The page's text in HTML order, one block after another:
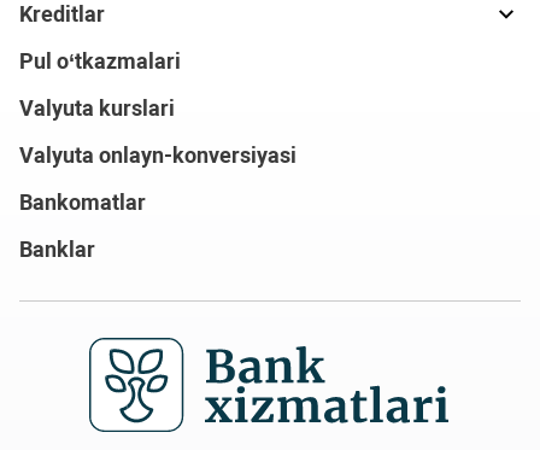
Kreditlar
Pul o‘tkazmalari
Valyuta kurslari
Valyuta onlayn-konversiyasi
Bankomatlar
Banklar